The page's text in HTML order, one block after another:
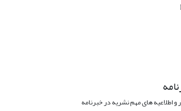
و اطلاعیه های مهم نشریه در خبرنامه